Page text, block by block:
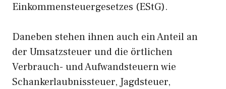
Einkommensteuergesetzes (EStG).
Daneben stehen ihnen auch ein Anteil an
der Umsatzsteuer und die örtlichen
Verbrauch- und Aufwandsteuern wie
Schankerlaubnissteuer, Jagdsteuer,